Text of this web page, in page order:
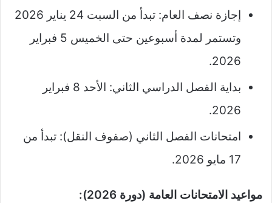
إجازة نصف العام: تبدأ من السبت 24 يناير 2026
وتستمر لمدة أسبوعين حتى الخميس 5 فبراير
2026.
بداية الفصل الدراسي الثاني: الأحد 8 فبراير
2026.
امتحانات الفصل الثاني (صفوف النقل): تبدأ من
17 مايو 2026.
مواعيد الامتحانات العامة (دورة 2026):